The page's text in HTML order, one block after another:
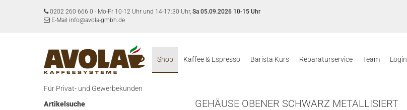
0202 260 666 0 - Mo-Fr 10-12 Uhr und 14-17:30 Uhr, Sa 05.09.2026 10-15 Uhr
E-Mail info@avola-gmbh.de
Shop Kaffee & Espresso Barista Kurs Reparaturservice Team Login
Für Privat- und Gewerbekunden
Artikelsuche
GEHÄUSE OBENER SCHWARZ METALLISIERT